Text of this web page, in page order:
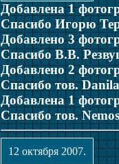
Добавлена 1
Спасибо Игорю
Добавлено 3
Спасибо В.В.
Добавлено 2
Спасибо тов.
Добавлена 1
Спасибо тов. Nemos
12 октября 2007.